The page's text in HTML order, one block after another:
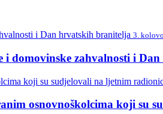
3.
domovinske zahvalnosti i
osnovnoškolcima koji su